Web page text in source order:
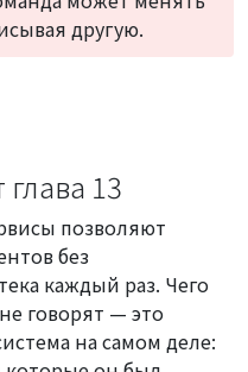
другую.
13
позволяют
без
каждый раз. Чего
говорят — это
на самом деле: